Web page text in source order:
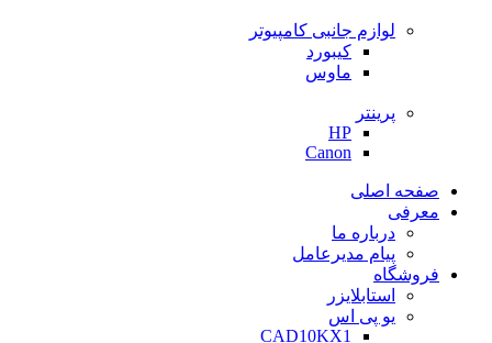
لوازم جانبی کامپیوتر
کیبورد
ماوس
پرینتر
HP
Canon
صفحه اصلی
معرفی
درباره ما
پیام مدیرعامل
فروشگاه
استابلایزر
یو پی اس
CAD10KX1